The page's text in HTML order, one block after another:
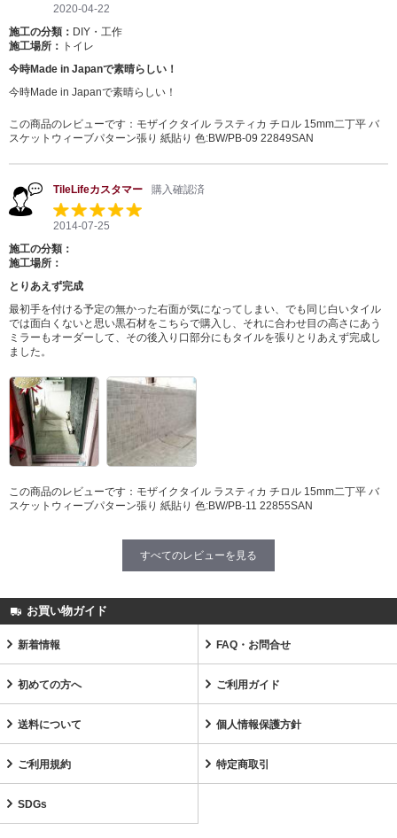
2020-04-22
施工の分類： DIY・工作
施工場所： トイレ
今時Made in Japanで素晴らしい！
今時Made in Japanで素晴らしい！
この商品のレビューです： モザイクタイル ラスティカ チロル 15mm二丁平 バ
スケットウィーブパターン張り 紙貼り 色:BW/PB-09 22849SAN
TileLifeカスタマー 購入確認済
2014-07-25
施工の分類：
施工場所：
とりあえず完成
最初手を付ける予定の無かった右面が気になってしまい、でも同じ白いタイル
では面白くないと思い黒石材をこちらで購入し、それに合わせ目の高さにあう
ミラーもオーダーして、その後入り口部分にもタイルを張りとりあえず完成し
ました。
この商品のレビューです： モザイクタイル ラスティカ チロル 15mm二丁平 バ
スケットウィーブパターン張り 紙貼り 色:BW/PB-11 22855SAN
すべてのレビューを見る
お買い物ガイド
新着情報 FAQ・お問合せ
初めての方へ ご利用ガイド
送料について 個人情報保護方針
ご利用規約 特定商取引
SDGs